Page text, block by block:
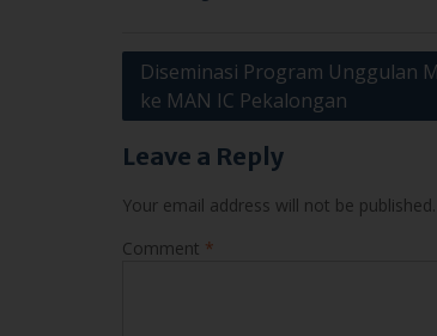
Your email address will not be published.
Comment*